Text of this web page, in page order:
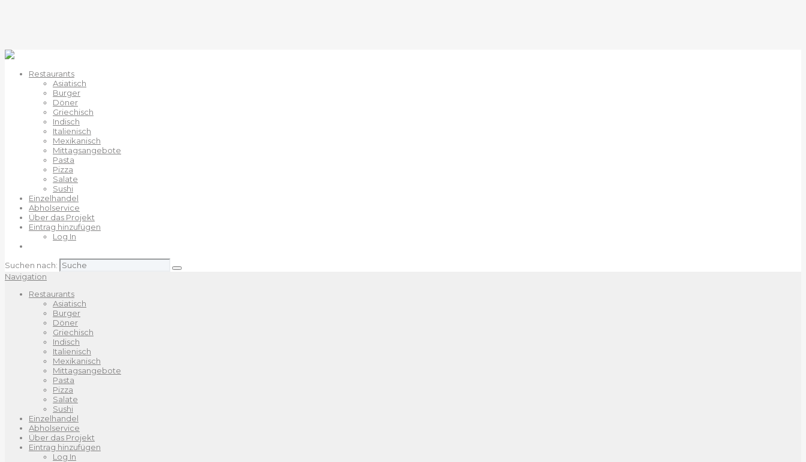
Restaurants
Asiatisch
Burger
Döner
Griechisch
Indisch
Italienisch
Mexikanisch
Mittagsangebote
Pasta
Pizza
Salate
Sushi
Einzelhandel
Abholservice
Über das Projekt
Eintrag hinzufügen
Log In
Suchen nach:
Navigation
Restaurants
Asiatisch
Burger
Döner
Griechisch
Indisch
Italienisch
Mexikanisch
Mittagsangebote
Pasta
Pizza
Salate
Sushi
Einzelhandel
Abholservice
Über das Projekt
Eintrag hinzufügen
Log In